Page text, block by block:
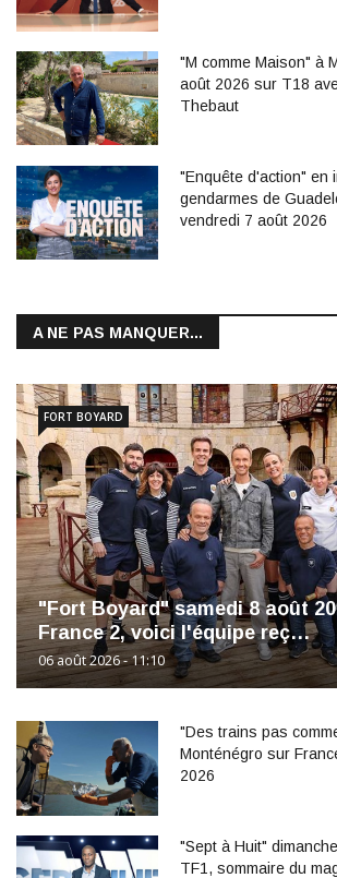
"M comme Maison" à
août 2026 sur T18
Thebaut
"Enquête d'action" en
gendarmes de
vendredi 7 août 2026
A NE PAS MANQUER...
"Fort Boyard" samedi 8 août
France 2, voici l'équipe reç…
06 août 2026 - 11:10
FORT BOYARD
"Des trains pas
Monténégro sur
2026
"Sept à Huit"
TF1, sommaire du